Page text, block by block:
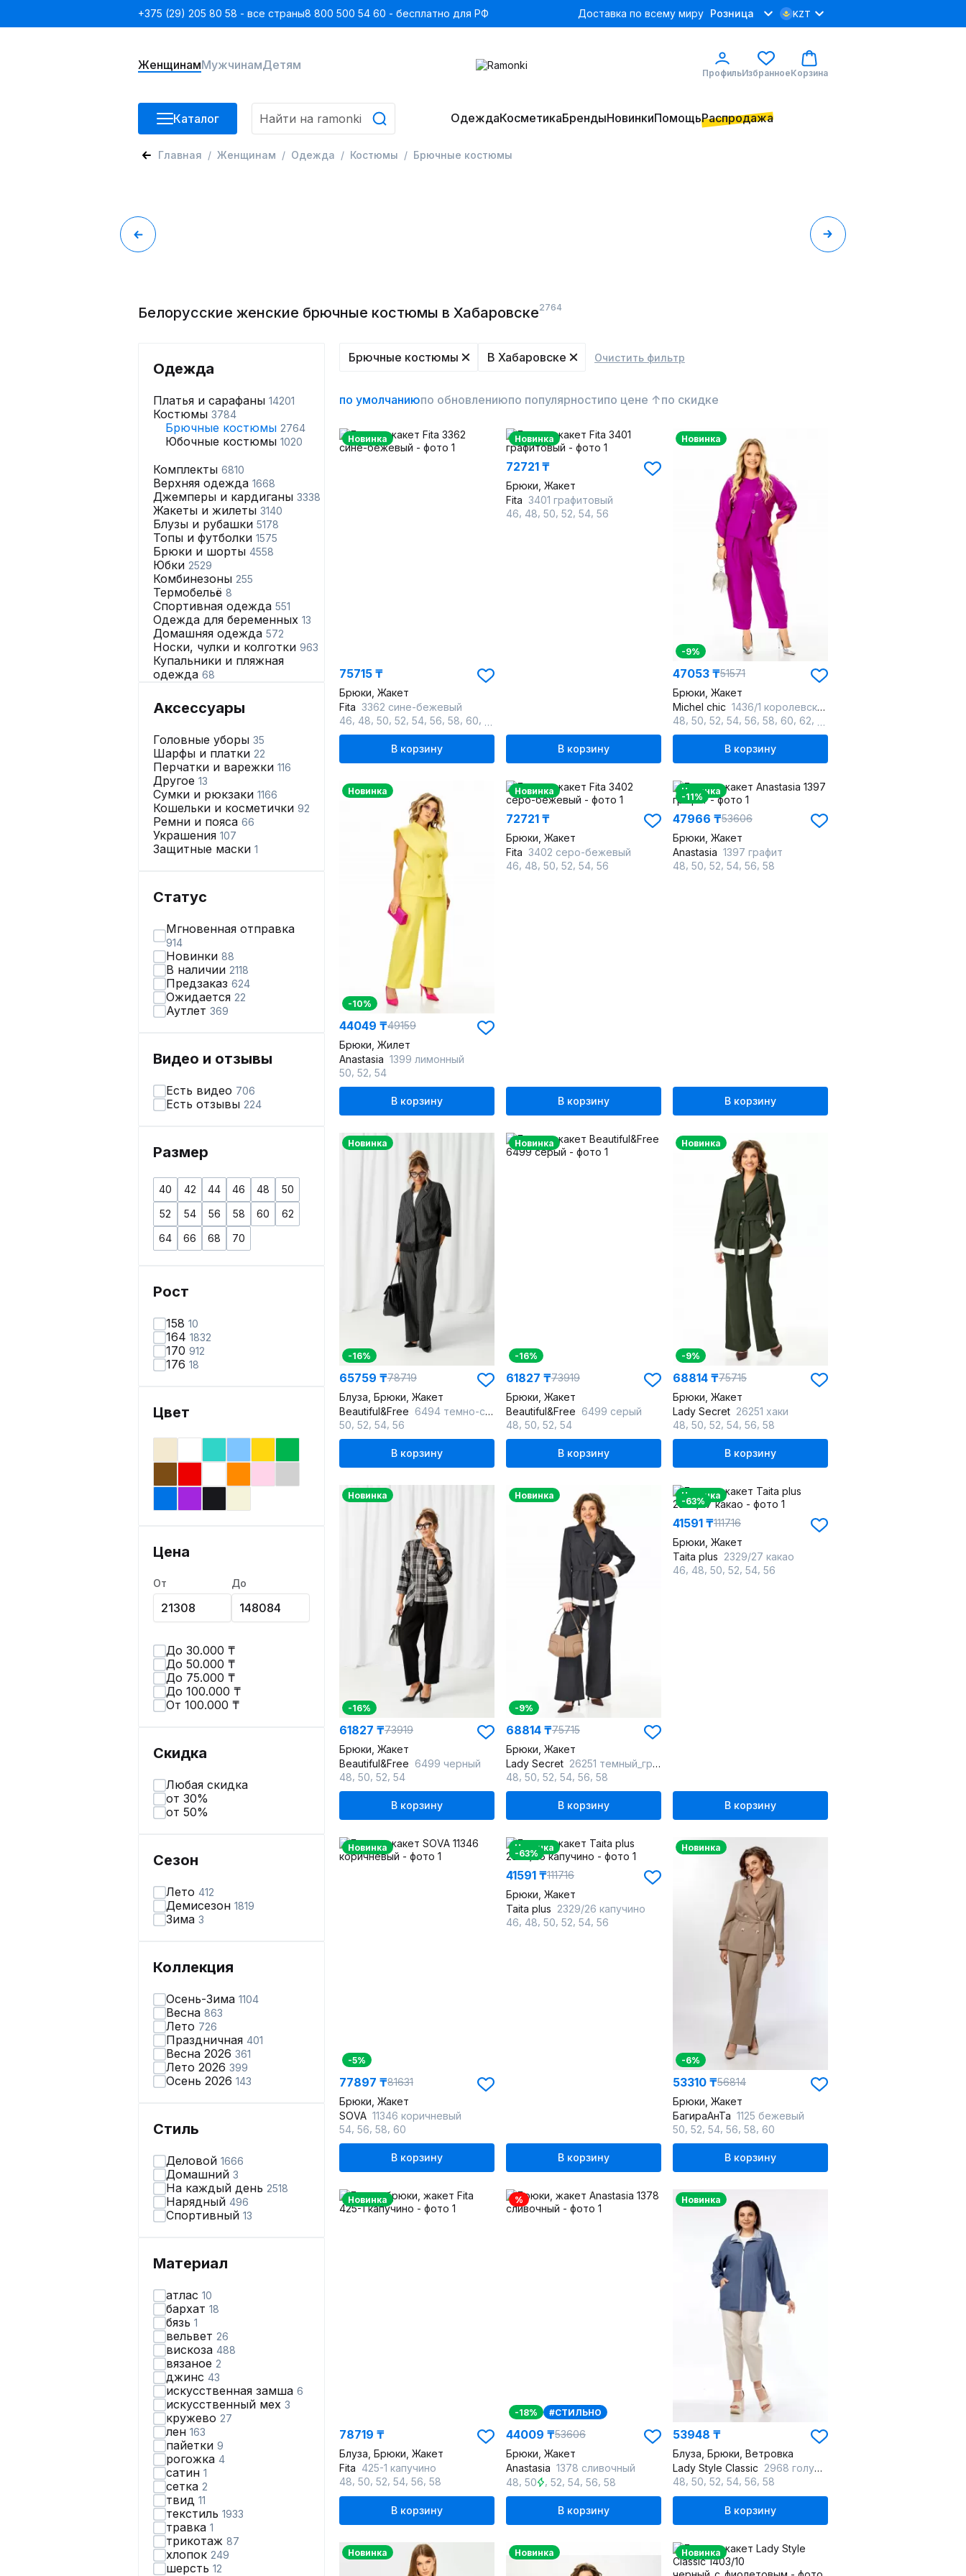
+375 (29) 205 80 58 - все страны8 800 500 54 60 - бесплатно для РФ Доставка по всему миру Розница KZT
ЖенщинамМужчинамДетям
ПрофильИзбранноеКорзина
Каталог ОдеждаКосметикаБрендыНовинкиПомощьРаспродажа
Главная Женщинам Одежда Костюмы Брючные костюмы
Белорусские женские брючные костюмы в Хабаровске2764
Одежда
Платья и сарафаны 14201
Костюмы 3784
Брючные костюмы 2764
Юбочные костюмы 1020
Комплекты 6810
Верхняя одежда 1668
Джемперы и кардиганы 3338
Жакеты и жилеты 3140
Блузы и рубашки 5178
Топы и футболки 1575
Брюки и шорты 4558
Юбки 2529
Комбинезоны 255
Термобельё 8
Спортивная одежда 551
Одежда для беременных 13
Домашняя одежда 572
Носки, чулки и колготки 963
Купальники и пляжная
одежда 68
Аксессуары
Головные уборы 35
Шарфы и платки 22
Перчатки и варежки 116
Другое 13
Сумки и рюкзаки 1166
Кошельки и косметички 92
Ремни и пояса 66
Украшения 107
Защитные маски 1
Статус
Мгновенная отправка
914
Новинки 88
В наличии 2118
Предзаказ 624
Ожидается 22
Аутлет 369
Видео и отзывы
Есть видео 706
Есть отзывы 224
Размер
40 42 44 46 48
50
52
54 56 58 60
62
64
66 68 70
Рост
158 10
164 1832
170 912
176 18
Цвет
Цена
От До
До 30.000 ₸
До 50.000 ₸
До 75.000 ₸
До 100.000 ₸
От 100.000 ₸
Скидка
Любая скидка
от 30%
от 50%
Сезон
Лето 412
Демисезон 1819
Зима 3
Коллекция
Осень-Зима 1104
Весна 863
Лето 726
Праздничная 401
Весна 2026 361
Лето 2026 399
Осень 2026 143
Стиль
Деловой 1666
Домашний 3
На каждый день 2518
Нарядный 496
Спортивный 13
Материал
атлас 10
бархат 18
бязь 1
вельвет 26
вискоза 488
вязаное 2
джинс 43
искусственная замша 6
искусственный мех 3
кружево 27
лен 163
пайетки 9
рогожка 4
сатин 1
сетка 2
твид 11
текстиль 1933
травка 1
трикотаж 87
хлопок 249
шерсть 12
Брючные костюмы В Хабаровске Очистить фильтр
по умолчаниюпо обновлениюпо популярностипо цене ↑по скидке
Новинка
75715 ₸
Брюки, Жакет
Fita 3362 сине-бежевый
46 48 50 52 54 56 58 60
В корзину
Новинка
72721 ₸
Брюки, Жакет
Fita 3401 графитовый
46 48 50 52 54 56
В корзину
Новинка
-9%
47053 ₸51571
Брюки, Жакет
Michel chic 1436/1 королевский_пурпур
48 50 52 54 56 58 60 62
В корзину
Новинка
-10%
44049 ₸49159
Брюки, Жилет
Anastasia 1399 лимонный
50 52 54
В корзину
Новинка
72721 ₸
Брюки, Жакет
Fita 3402 серо-бежевый
46 48 50 52 54 56
В корзину
Новинка
-11%
47966 ₸53606
Брюки, Жакет
Anastasia 1397 графит
48 50 52 54 56 58
В корзину
Новинка
-16%
65759 ₸78719
Блуза, Брюки, Жакет
Beautiful&Free 6494 темно-серый/полоска
50 52 54 56
В корзину
Новинка
-16%
61827 ₸73919
Брюки, Жакет
Beautiful&Free 6499 серый
48 50 52 54
В корзину
Новинка
-9%
68814 ₸75715
Брюки, Жакет
Lady Secret 26251 хаки
48 50 52 54 56 58
В корзину
Новинка
-16%
61827 ₸73919
Брюки, Жакет
Beautiful&Free 6499 черный
48 50 52 54
В корзину
Новинка
-9%
68814 ₸75715
Брюки, Жакет
Lady Secret 26251 темный_графит
48 50 52 54 56 58
В корзину
Новинка
-63%
41591 ₸111716
Брюки, Жакет
Taita plus 2329/27 какао
46 48 50 52 54 56
В корзину
Новинка
-5%
77897 ₸81631
Брюки, Жакет
SOVA 11346 коричневый
54 56 58 60
В корзину
Новинка
-63%
41591 ₸111716
Брюки, Жакет
Taita plus 2329/26 капучино
46 48 50 52 54 56
В корзину
Новинка
-6%
53310 ₸56814
Брюки, Жакет
БагираАнТа 1125 бежевый
50 52 54 56 58 60
В корзину
Новинка
78719 ₸
Блуза, Брюки, Жакет
Fita 425-1 капучино
48 50 52 54 56 58
В корзину
%
-18% #СТИЛЬНО
44009 ₸53606
Брюки, Жакет
Anastasia 1378 сливочный
48 50 ,52 ,54 ,56 ,58
В корзину
Новинка
53948 ₸
Блуза, Брюки, Ветровка
Lady Style Classic 2968 голубой_с_бежевый
48 50 52 54 56 58
В корзину
Новинка Новинка Новинка